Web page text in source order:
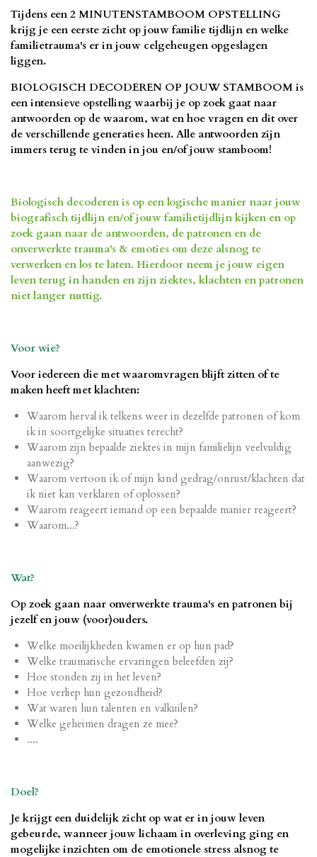
Tijdens een 2 MINUTENSTAMBOOM OPSTELLING
krijg je een eerste zicht op jouw familie tijdlijn en welke
familietrauma's er in jouw celgeheugen opgeslagen
liggen.
BIOLOGISCH DECODEREN OP JOUW STAMBOOM is
een intensieve opstelling waarbij je op zoek gaat naar
antwoorden op de waarom, wat en hoe vragen en dit over
de verschillende generaties heen. Alle antwoorden zijn
immers terug te vinden in jou en/of jouw stamboom!
Biologisch decoderen is op een logische manier naar jouw
biografisch tijdlijn en/of jouw familietijdlijn kijken en op
zoek gaan naar de antwoorden, de patronen en de
onverwerkte trauma's & emoties om deze alsnog te
verwerken en los te laten. Hierdoor neem je jouw eigen
leven terug in handen en zijn ziektes, klachten en patronen
niet langer nuttig.
Voor wie?
Voor iedereen die met waaromvragen blijft zitten of te
maken heeft met klachten:
Waarom herval ik telkens weer in dezelfde patronen of kom
ik in soortgelijke situaties terecht?
Waarom zijn bepaalde ziektes in mijn familielijn veelvuldig
aanwezig?
Waarom vertoon ik of mijn kind gedrag/onrust/klachten dat
ik niet kan verklaren of oplossen?
Waarom reageert iemand op een bepaalde manier reageert?
Waarom...?
Wat?
Op zoek gaan naar onverwerkte trauma's en patronen bij
jezelf en jouw (voor)ouders.
Welke moeilijkheden kwamen er op hun pad?
Welke traumatische ervaringen beleefden zij?
Hoe stonden zij in het leven?
Hoe verliep hun gezondheid?
Wat waren hun talenten en valkuilen?
Welke geheimen dragen ze mee?
....
Doel?
Je krijgt een duidelijk zicht op wat er in jouw leven
gebeurde, wanneer jouw lichaam in overleving ging en
mogelijke inzichten om de emotionele stress alsnog te